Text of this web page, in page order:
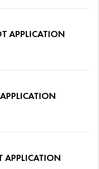
APPLICATION
APPLICATION